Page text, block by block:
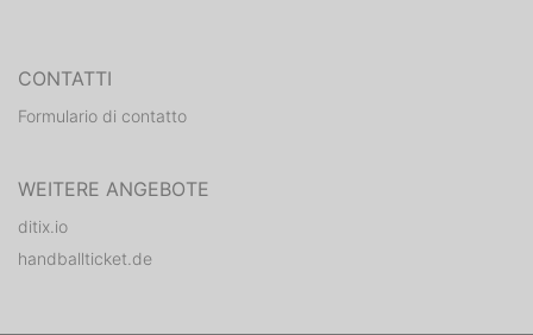
CONTATTI
Formulario di contatto
WEITERE ANGEBOTE
ditix.io
handballticket.de